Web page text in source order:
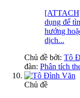
dụng để
hướng
dịch...
Chủ đề bởi: Tô
đàn: Phân tích
Chủ đề